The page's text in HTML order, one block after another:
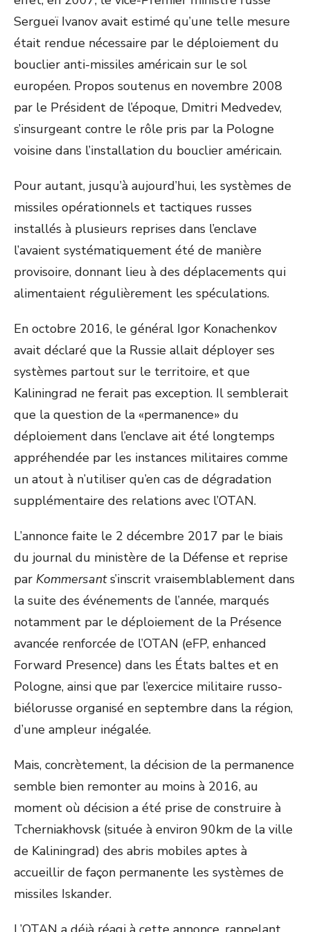
Sergueï Ivanov avait estimé qu’une telle mesure
était rendue nécessaire par le déploiement du
bouclier anti-missiles américain sur le sol
européen. Propos soutenus en novembre 2008
par le Président de l’époque, Dmitri Medvedev,
s’insurgeant contre le rôle pris par la Pologne
voisine dans l’installation du bouclier américain.
Pour autant, jusqu’à aujourd’hui, les systèmes de
missiles opérationnels et tactiques russes
installés à plusieurs reprises dans l’enclave
l’avaient systématiquement été de manière
provisoire, donnant lieu à des déplacements qui
alimentaient régulièrement les spéculations.
En octobre 2016, le général Igor Konachenkov
avait déclaré que la Russie allait déployer ses
systèmes partout sur le territoire, et que
Kaliningrad ne ferait pas exception. Il semblerait
que la question de la «permanence» du
déploiement dans l’enclave ait été longtemps
appréhendée par les instances militaires comme
un atout à n’utiliser qu’en cas de dégradation
supplémentaire des relations avec l’OTAN.
L’annonce faite le 2 décembre 2017 par le biais
du journal du ministère de la Défense et reprise
par Kommersants’inscrit vraisemblablement dans
la suite des événements de l’année, marqués
notamment par le déploiement de la Présence
avancée renforcée de l’OTAN (eFP, enhanced
Forward Presence) dans les États baltes et en
Pologne, ainsi que par l’exercice militaire russo-
biélorusse organisé en septembre dans la région,
d’une ampleur inégalée.
Mais, concrètement, la décision de la permanence
semble bien remonter au moins à 2016, au
moment où décision a été prise de construire à
Tcherniakhovsk (située à environ 90km de la ville
de Kaliningrad) des abris mobiles aptes à
accueillir de façon permanente les systèmes de
missiles Iskander.